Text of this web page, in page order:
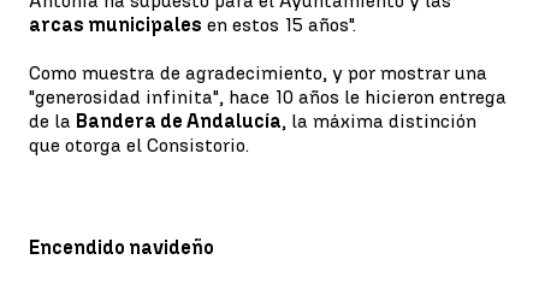
arcas municipales en estos 15 años".
Como muestra de agradecimiento, y por mostrar una
"generosidad infinita", hace 10 años le hicieron entrega
de la Bandera de Andalucía, la máxima distinción
que otorga el Consistorio.
Encendido navideño